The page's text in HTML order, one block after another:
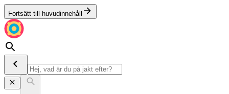
Fortsätt till huvudinnehåll